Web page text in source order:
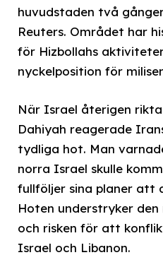
huvudstaden två
Reuters. Området har
för Hizbollahs
nyckelposition för
När Israel återigen
Dahiyah reagerade
tydliga hot. Man
norra Israel skulle
fullföljer sina planer att
Hoten understryker den
och risken för att
Israel och Libanon.